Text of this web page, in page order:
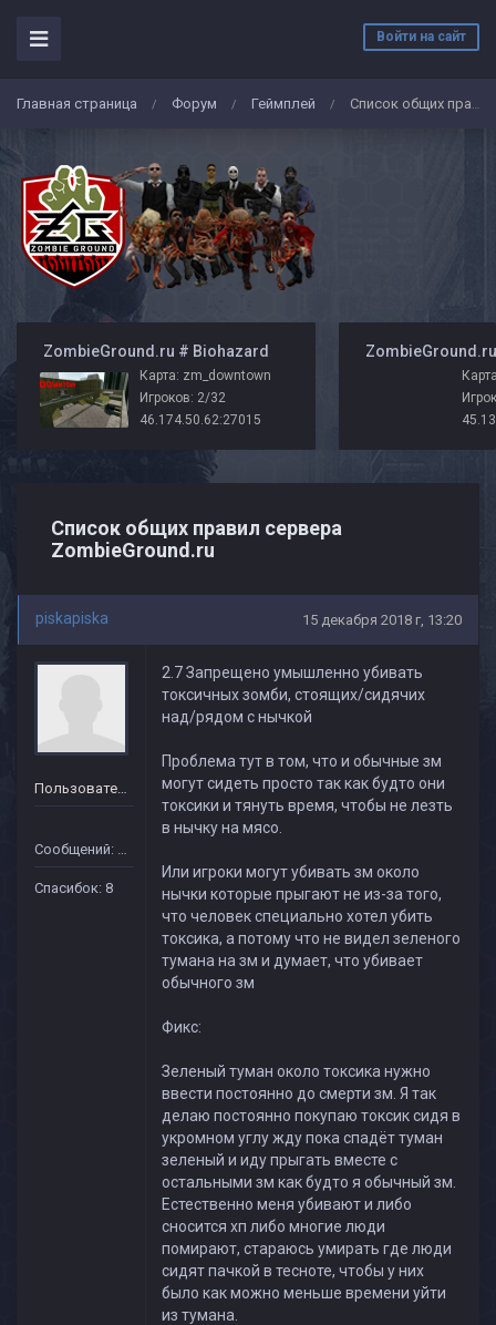
Войти на сайт
Главная страница / Форум / Геймплей / Список общих правил сервера ZombieGround.ru
️ ZombieGround.ru # Biohazard
Карта: zm_downtown
Игроков: 2/32
46.174.50.62:27015
Список общих правил сервера
ZombieGround.ru
piskapiska 15 декабря 2018 г, 13:20
Пользователь
Сообщений: 40
Спасибок: 8
2.7 Запрещено умышленно убивать
токсичных зомби, стоящих/сидячих
над/рядом с нычкой
Проблема тут в том, что и обычные зм
могут сидеть просто так как будто они
токсики и тянуть время, чтобы не лезть
в нычку на мясо.
Или игроки могут убивать зм около
нычки которые прыгают не из-за того,
что человек специально хотел убить
токсика, а потому что не видел зеленого
тумана на зм и думает, что убивает
обычного зм
Фикс:
Зеленый туман около токсика нужно
ввести постоянно до смерти зм. Я так
делаю постоянно покупаю токсик сидя в
укромном углу жду пока спадёт туман
зеленый и иду прыгать вместе с
остальными зм как будто я обычный зм.
Естественно меня убивают и либо
сносится хп либо многие люди
помирают, стараюсь умирать где люди
сидят пачкой в тесноте, чтобы у них
было как можно меньше времени уйти
из тумана.